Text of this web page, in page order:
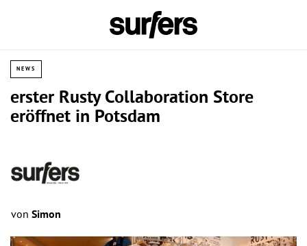
NEWS
erster Rusty Collaboration Store
eröffnet in Potsdam
von Simon